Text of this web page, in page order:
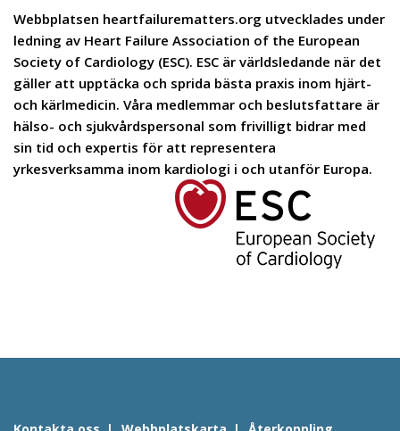
Webbplatsen heartfailurematters.org utvecklades under
ledning av Heart Failure Association of the European
Society of Cardiology (ESC). ESC är världsledande när det
gäller att upptäcka och sprida bästa praxis inom hjärt-
och kärlmedicin. Våra medlemmar och beslutsfattare är
hälso- och sjukvårdspersonal som frivilligt bidrar med
sin tid och expertis för att representera
yrkesverksamma inom kardiologi i och utanför Europa.